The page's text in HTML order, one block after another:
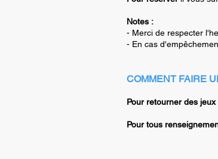
Notes :
- Merci de respecter
- En cas
COMMENT FAIRE
Pour retourner des
Pour tous